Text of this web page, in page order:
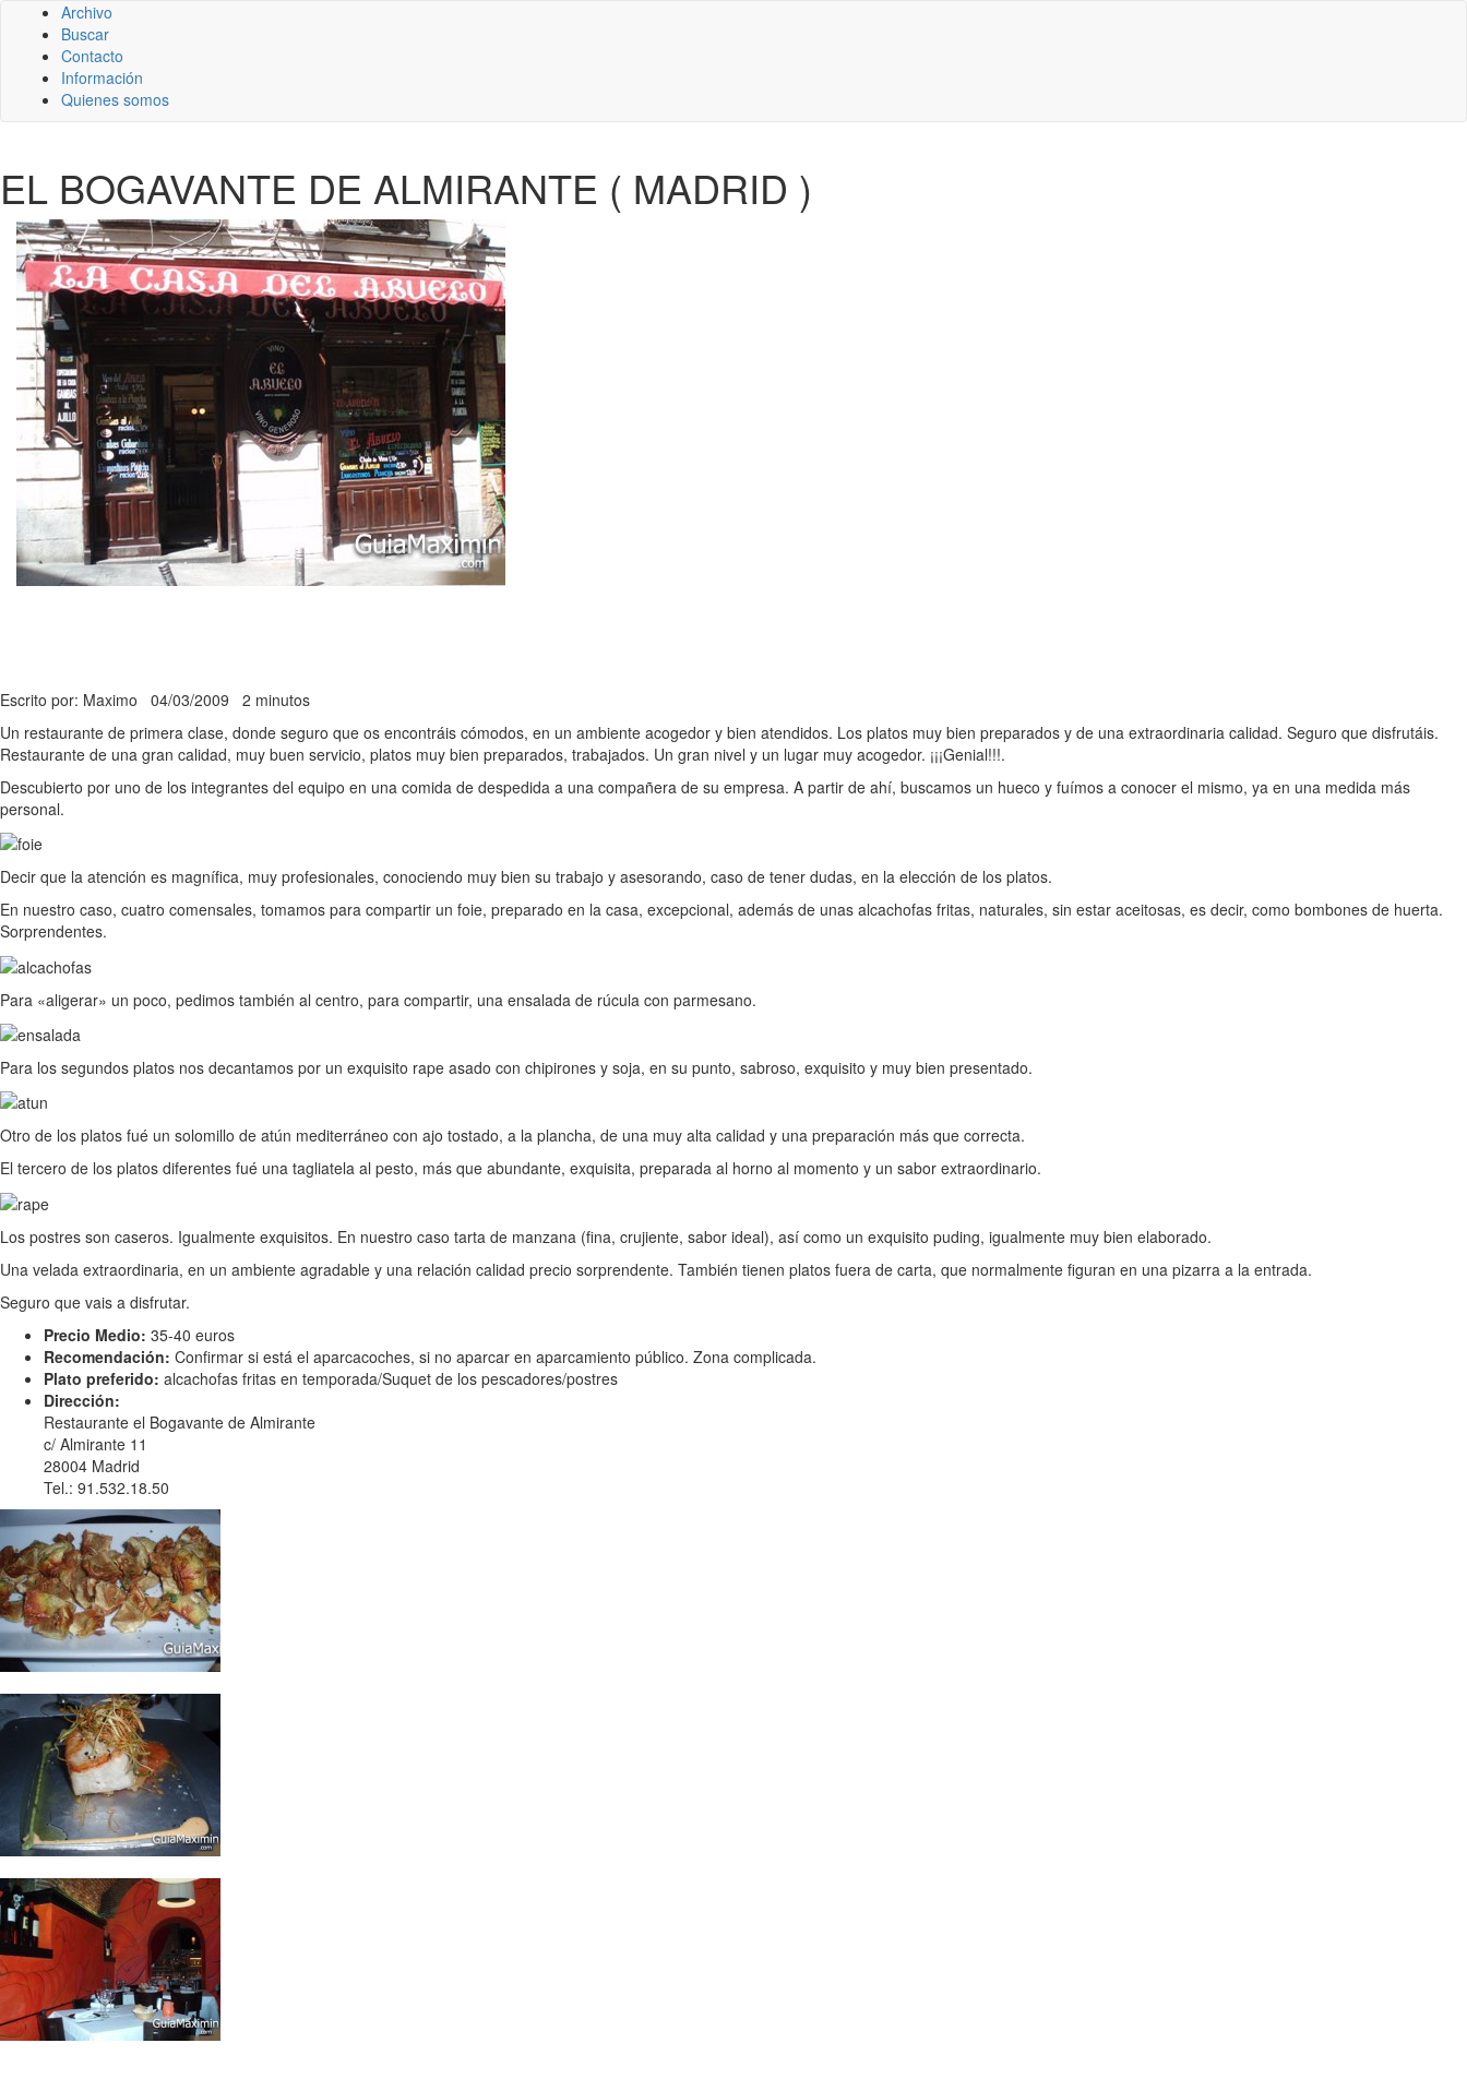
Archivo
Buscar
Contacto
Información
Quienes somos
EL BOGAVANTE DE ALMIRANTE ( MADRID )
Escrito por: Maximo 04/03/2009 2 minutos
Un restaurante de primera clase, donde seguro que os encontráis cómodos, en un ambiente acogedor y bien atendidos. Los platos muy bien preparados y de una extraordinaria calidad. Seguro que disfrutáis.
Restaurante de una gran calidad, muy buen servicio, platos muy bien preparados, trabajados. Un gran nivel y un lugar muy acogedor. ¡¡¡Genial!!!.
Descubierto por uno de los integrantes del equipo en una comida de despedida a una compañera de su empresa. A partir de ahí, buscamos un hueco y fuímos a conocer el mismo, ya en una medida más
personal.
Decir que la atención es magnífica, muy profesionales, conociendo muy bien su trabajo y asesorando, caso de tener dudas, en la elección de los platos.
En nuestro caso, cuatro comensales, tomamos para compartir un foie, preparado en la casa, excepcional, además de unas alcachofas fritas, naturales, sin estar aceitosas, es decir, como bombones de huerta.
Sorprendentes.
Para «aligerar» un poco, pedimos también al centro, para compartir, una ensalada de rúcula con parmesano.
Para los segundos platos nos decantamos por un exquisito rape asado con chipirones y soja, en su punto, sabroso, exquisito y muy bien presentado.
Otro de los platos fué un solomillo de atún mediterráneo con ajo tostado, a la plancha, de una muy alta calidad y una preparación más que correcta.
El tercero de los platos diferentes fué una tagliatela al pesto, más que abundante, exquisita, preparada al horno al momento y un sabor extraordinario.
Los postres son caseros. Igualmente exquisitos. En nuestro caso tarta de manzana (fina, crujiente, sabor ideal), así como un exquisito puding, igualmente muy bien elaborado.
Una velada extraordinaria, en un ambiente agradable y una relación calidad precio sorprendente. También tienen platos fuera de carta, que normalmente figuran en una pizarra a la entrada.
Seguro que vais a disfrutar.
Precio Medio: 35-40 euros
Recomendación: Confirmar si está el aparcacoches, si no aparcar en aparcamiento público. Zona complicada.
Plato preferido: alcachofas fritas en temporada/Suquet de los pescadores/postres
Dirección:
Restaurante el Bogavante de Almirante
c/ Almirante 11
28004 Madrid
Tel.: 91.532.18.50